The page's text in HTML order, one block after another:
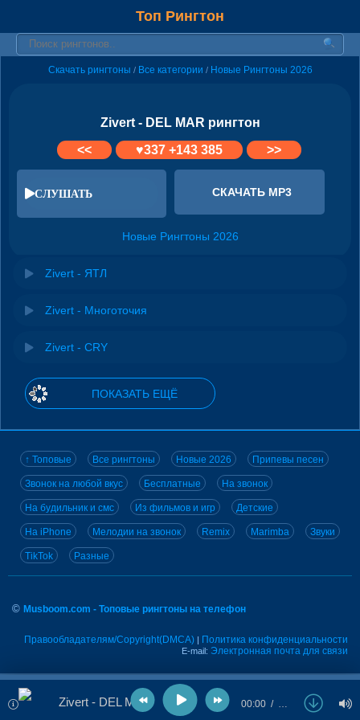
Топ Рингтон
Скачать рингтоны / Все категории / Новые Рингтоны 2026
Zivert - DEL MAR рингтон
<<
♥337 +143 385 >>
СЛУШАТЬ СКАЧАТЬ MP3
Новые Рингтоны 2026
Zivert - ЯТЛ
Zivert - Многоточия
Zivert - CRY
ПОКАЗАТЬ ЕЩЁ
↑ Топовые Все рингтоны Новые 2026 Припевы песен
Звонок на любой вкус Бесплатные На звонок
На будильник и смс Из фильмов и игр Детские
На iPhone Мелодии на звонок Remix Marimba Звуки
TikTok Разные
© Musboom.com - Топовые рингтоны на телефон
Правообладателям/Copyright(DMCA) | Политика конфиденциальности
E-mail: Электронная почта для связи
Zivert - DEL MAR 00:00 …